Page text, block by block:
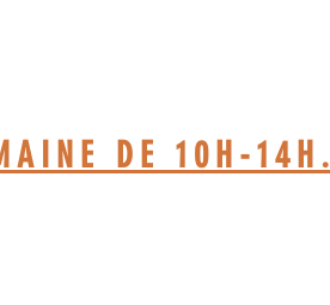
DE 10H-14H.